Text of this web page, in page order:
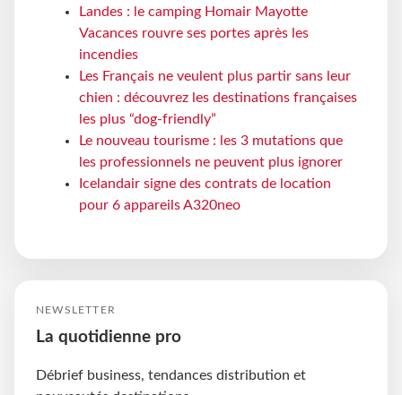
Landes : le camping Homair Mayotte
Vacances rouvre ses portes après les
incendies
Les Français ne veulent plus partir sans leur
chien : découvrez les destinations françaises
les plus “dog-friendly”
Le nouveau tourisme : les 3 mutations que
les professionnels ne peuvent plus ignorer
Icelandair signe des contrats de location
pour 6 appareils A320neo
NEWSLETTER
La quotidienne pro
Débrief business, tendances distribution et